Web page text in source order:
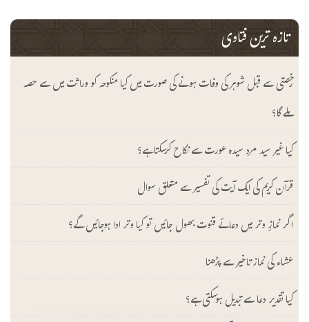
تازہ ترین فتاوی
رخصتی سے قبل شوہر کی وفات ہونے کی صورت میں کیا منکوحہ کو وراثت میں سے حصہ
ملے گا؟
کیا غیر سید مرد سیدہ عورت سے نکاح کرسکتا ہے؟
قرآن کریم کی ایک آیت کی تفسیر سے متعلق سوال
اگر نمازِ وتر میں دعائے قنوت بھول جائیں تو کیا وتر ادا ہوجائیں گے؟
عشاء کی نماز تاخیر سے پڑھنا
کیا تقدیر دعا سے تبدیل ہوسکتی ہے؟